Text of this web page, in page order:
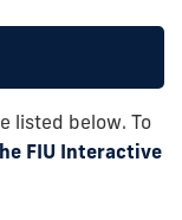
listed below. To
FIU Interactive